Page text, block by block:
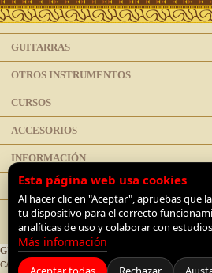
GUITARRAS
OTROS INSTRUMENTOS
CURSOS
ACCESORIOS
INFORMACIÓN
LEGAL
GUITARRAS DE LUTHIER
C/ Doctor Mata 1, 28012 Madrid, España | +34 91 468
Esta página web usa cookies
Al hacer clic en "Aceptar", apruebas que
tu dispositivo para el correcto
analíticas de uso y colaborar con
Más información